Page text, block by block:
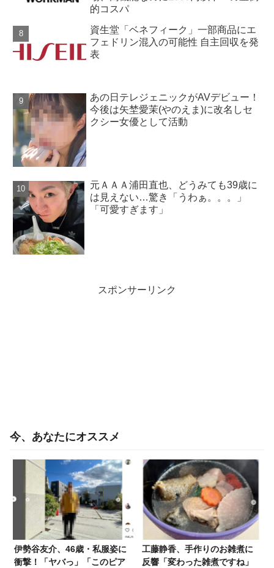
的コスパ
資生堂「ベネフィーク」一部商品にエ
フェドリン混入の可能性 自主回収を発
表
あの日テレジェニックがAVデビュー！
今後は矢埜愛茉(やのえま)に改名しセ
クシー女優として活動
元ＡＡＡ浦田直也、どうみても39歳に
は見えない…驚き「うわぁ。。。」
「可愛すぎます」
スポンサーリンク
今、あなたにオススメ
伊勢谷友介、46歳・私服姿に
衝撃！「ヤバっ」「このピア
工藤静香、手作りのお雑煮に
反響「変わった雑煮ですね」